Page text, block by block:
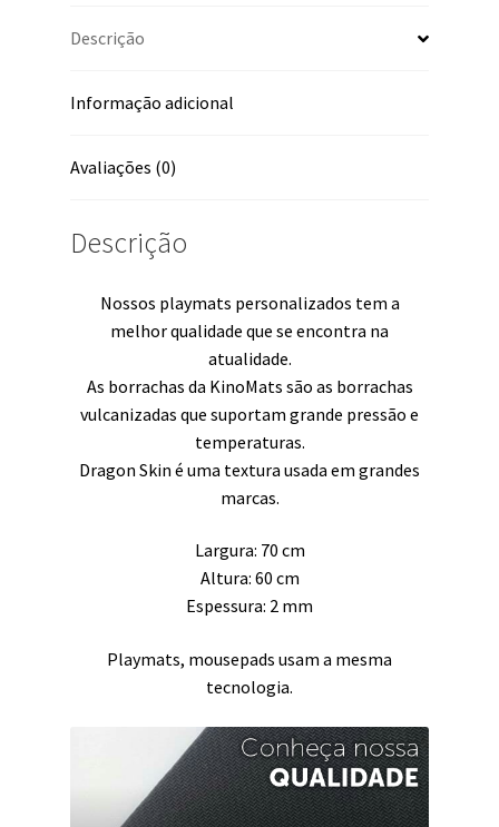
Descrição
Informação adicional
Avaliações (0)
Descrição
Nossos playmats personalizados tem a
melhor qualidade que se encontra na
atualidade.
As borrachas da KinoMats são as borrachas
vulcanizadas que suportam grande pressão e
temperaturas.
Dragon Skin é uma textura usada em grandes
marcas.
Largura: 70 cm
Altura: 60 cm
Espessura: 2 mm
Playmats, mousepads usam a mesma
tecnologia.